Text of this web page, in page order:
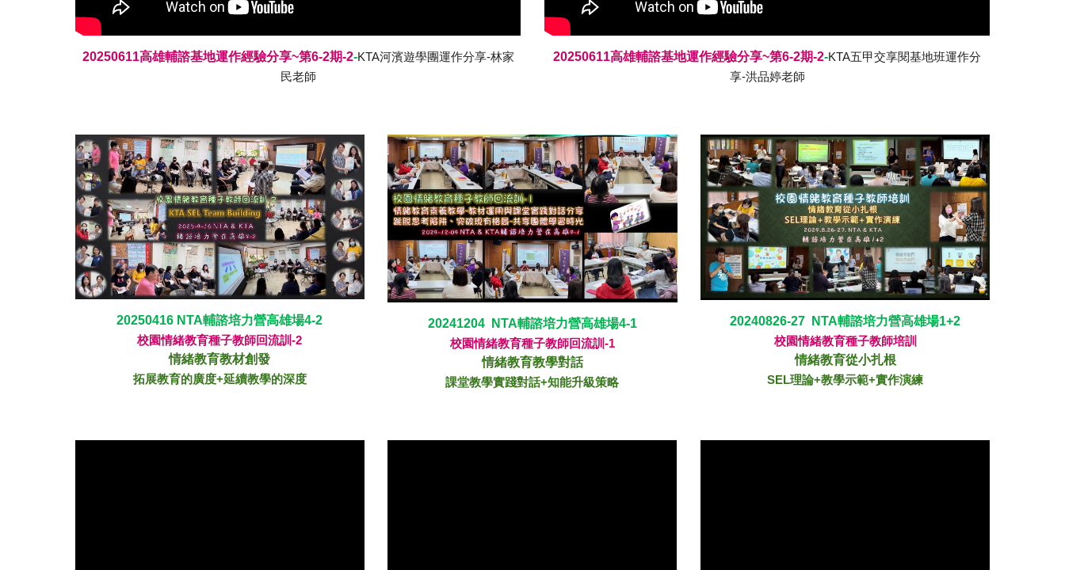
20250611高雄輔諮基地運作經驗分享~第6-2期-2-KTA河濱遊學團運作分享-林家
民老師
20250611高雄輔諮基地運作經驗分享~第6-2期-2-KTA五甲交享閱基地班運作分
享-洪品婷老師
20250416 NTA輔諮培力營高雄場4-2
校園情緒教育種子教師回流訓-2
情緒教育教材創發
拓展教育的廣度+延續教學的深度
20241204NTA輔諮培力營高雄場4-1
校園情緒教育種子教師回流訓-1
情緒教育教學對話
課堂教學實踐對話+知能升級策略
20240826-27 NTA輔諮培力營高雄場1+2
校園情緒教育種子教師培訓
情緒教育從小扎根
SEL理論+教學示範+實作演練